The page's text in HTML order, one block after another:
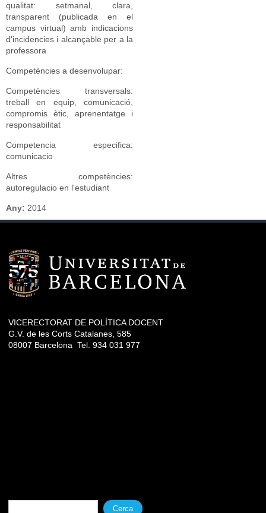
qualitat: setmanal, clara,
transparent (publicada en el
campus virtual) amb indicacions
d'incidencies i alcançable per a la
professora
Competències a desenvolupar:
​Competències transversals:
treball en equip, comunicació,
compromis ètic, aprenentatge i
responsabilitat
​Competencia especifica:
comunicacio
​Altres competències:
autoregulacio en l'estudiant
Any: 2014
VICERECTORAT DE POLÍTICA DOCENT
G.V. de les Corts Catalanes, 585
08007 Barcelona Tel. 934 031 977
Formulari de cerca
Cerca